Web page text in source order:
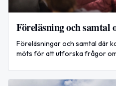
Föreläsning och samtal
Föreläsningar och samtal där
möts för att utforska frågor om